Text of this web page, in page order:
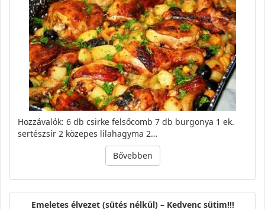
Hozzávalók: 6 db csirke felsőcomb 7 db burgonya 1 ek.
sertészsír 2 közepes lilahagyma 2…
Bővebben
Emeletes élvezet (sütés nélkül) – Kedvenc sütim!!!